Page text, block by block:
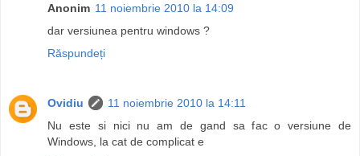
Anonim 11 noiembrie 2010 la 14:09
dar versiunea pentru windows ?
Răspundeți
Ovidiu
11 noiembrie 2010 la 14:11
Nu este si nici nu am de gand sa fac o versiune de
Windows, la cat de complicat e